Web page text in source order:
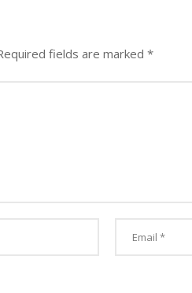
fields are marked *